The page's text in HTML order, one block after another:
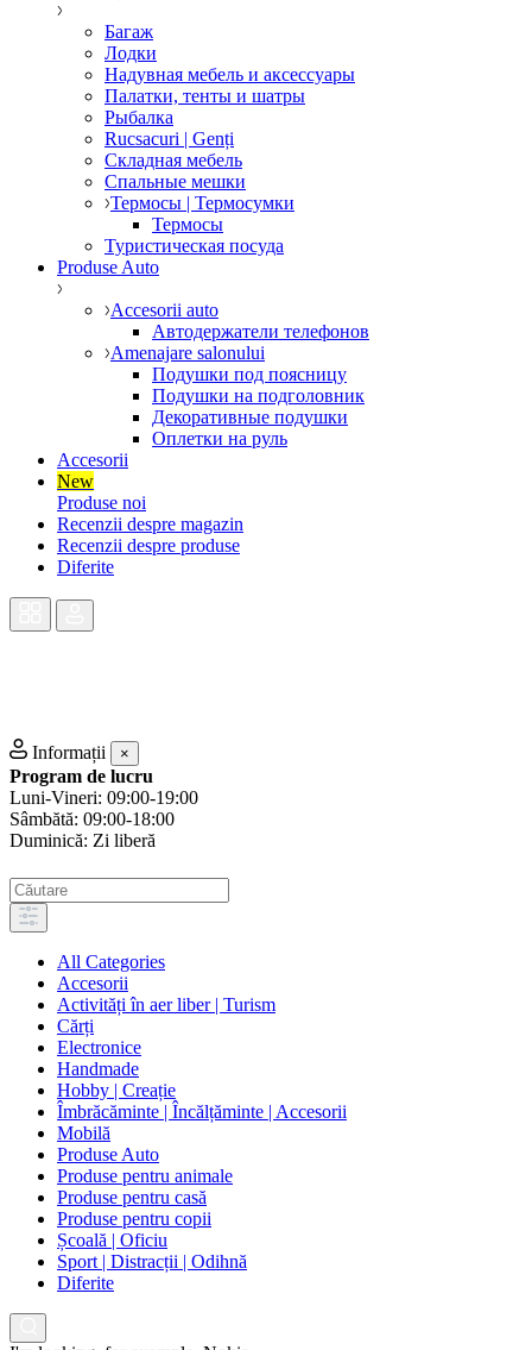
Багаж
Лодки
Надувная мебель и аксессуары
Палатки, тенты и шатры
Рыбалка
Rucsacuri | Genți
Складная мебель
Спальные мешки
Термосы | Термосумки
Термосы
Туристическая посуда
Produse Auto
Accesorii auto
Автодержатели телефонов
Amenajare salonului
Подушки под поясницу
Подушки на подголовник
Декоративные подушки
Оплетки на руль
Accesorii
New
Produse noi
Recenzii despre magazin
Recenzii despre produse
Diferite
Informații ×
Program de lucru
Luni-Vineri: 09:00-19:00
Sâmbătă: 09:00-18:00
Duminică: Zi liberă
All Categories
Accesorii
Activități în aer liber | Turism
Cărți
Electronice
Handmade
Hobby | Creație
Îmbrăcăminte | Încălțăminte | Accesorii
Mobilă
Produse Auto
Produse pentru animale
Produse pentru casă
Produse pentru copii
Școală | Oficiu
Sport | Distracții | Odihnă
Diferite